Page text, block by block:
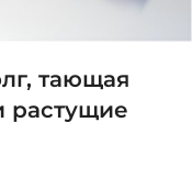
тающая
растущие